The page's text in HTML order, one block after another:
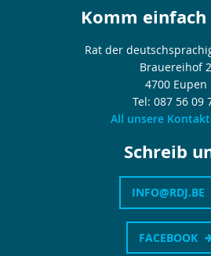
Komm
Rat der
Brauereihof 2
4700 Eupen
Tel: 087 56 09
All unsere
Schreib
INFO@RDJ.BE
FACEBOOK